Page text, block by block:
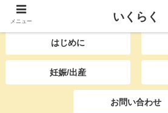
育児をもっと楽に、DIYもも
はじめに
妊娠/出産
お問い合わせ
メニュー いくらく